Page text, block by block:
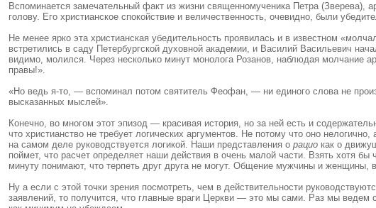
Вспоминается замечательный факт из жизни священномученика Петра (Зверева),
голову. Его христианское спокойствие и величественность, очевидно, были
Не менее ярко эта христианская убедительность проявилась и в известном
встретились в саду Петербургской духовной академии, и Василий Васильевич
видимо, молился. Через несколько минут монолога Розанов, наблюдая молчание
правы!».
«Но ведь я-то, — вспоминал потом святитель Феофан, — ни единого слова не
высказанных мыслей».
Конечно, во многом этот эпизод — красивая история, но за ней есть и
что христианство не требует логических аргументов. Не потому что оно
на самом деле руководствуется логикой. Наши представления о рацио как о
поймет, что расчет определяет наши действия в очень малой части. Взять хотя
минуту понимают, что терпеть друг друга не могут. Общение мужчины и женщины,
Ну а если с этой точки зрения посмотреть, чем в действительности
заявлений, то получится, что главные враги Церкви — это мы сами. Раз мы ведем